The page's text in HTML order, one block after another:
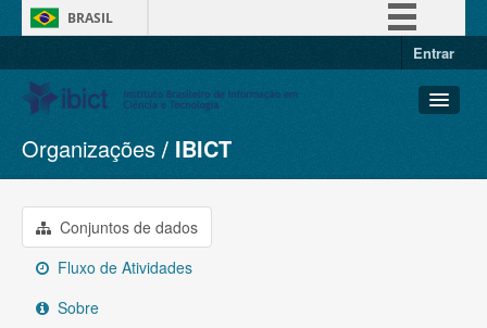
BRASIL
Entrar
Conjuntos de dados
Organizações
Grupos
Sobre
Organizações IBICT
Conjuntos de dados
Fluxo de Atividades
Sobre